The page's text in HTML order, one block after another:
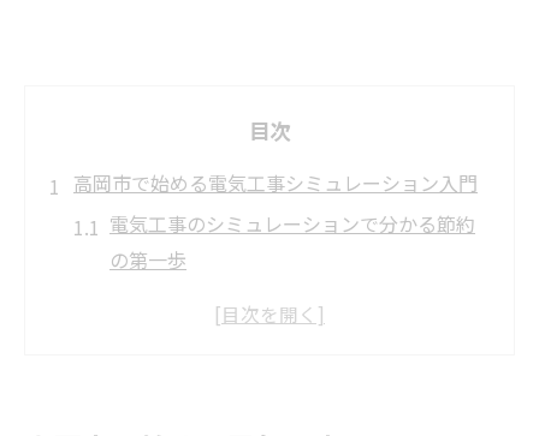
目次
高岡市で始める電気工事シミュレーション入門
電気工事のシミュレーションで分かる節約
の第一歩
高岡市の暮らしに電気工事が必要な理由を